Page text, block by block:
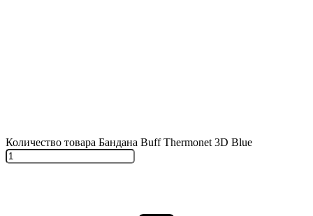
Количество товара Бандана Buff Thermonet 3D Blue